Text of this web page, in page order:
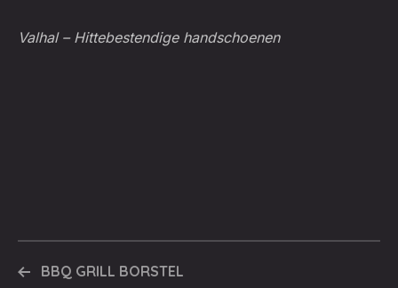
Valhal – Hittebestendige handschoenen
BBQ GRILL BORSTEL